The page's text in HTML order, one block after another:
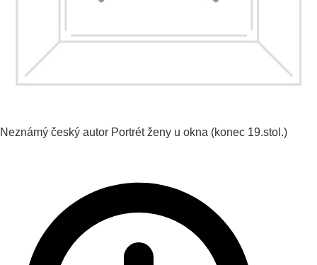
Neznámý český autor Portrét ženy u okna (konec 19.stol.)